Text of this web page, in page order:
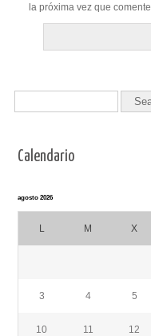
la próxima vez que comente.
Calendario
agosto 2026
L M X
3 4 5
10 11 12